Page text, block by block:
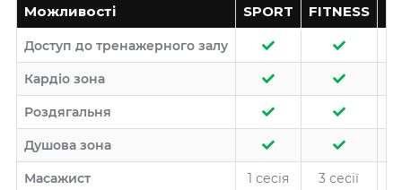
Можливості SPORT FITNESS
Доступ до тренажерного залу
Кардіо зона
Роздягальня
Душова зона
Масажист 1 сесія 3 сесії